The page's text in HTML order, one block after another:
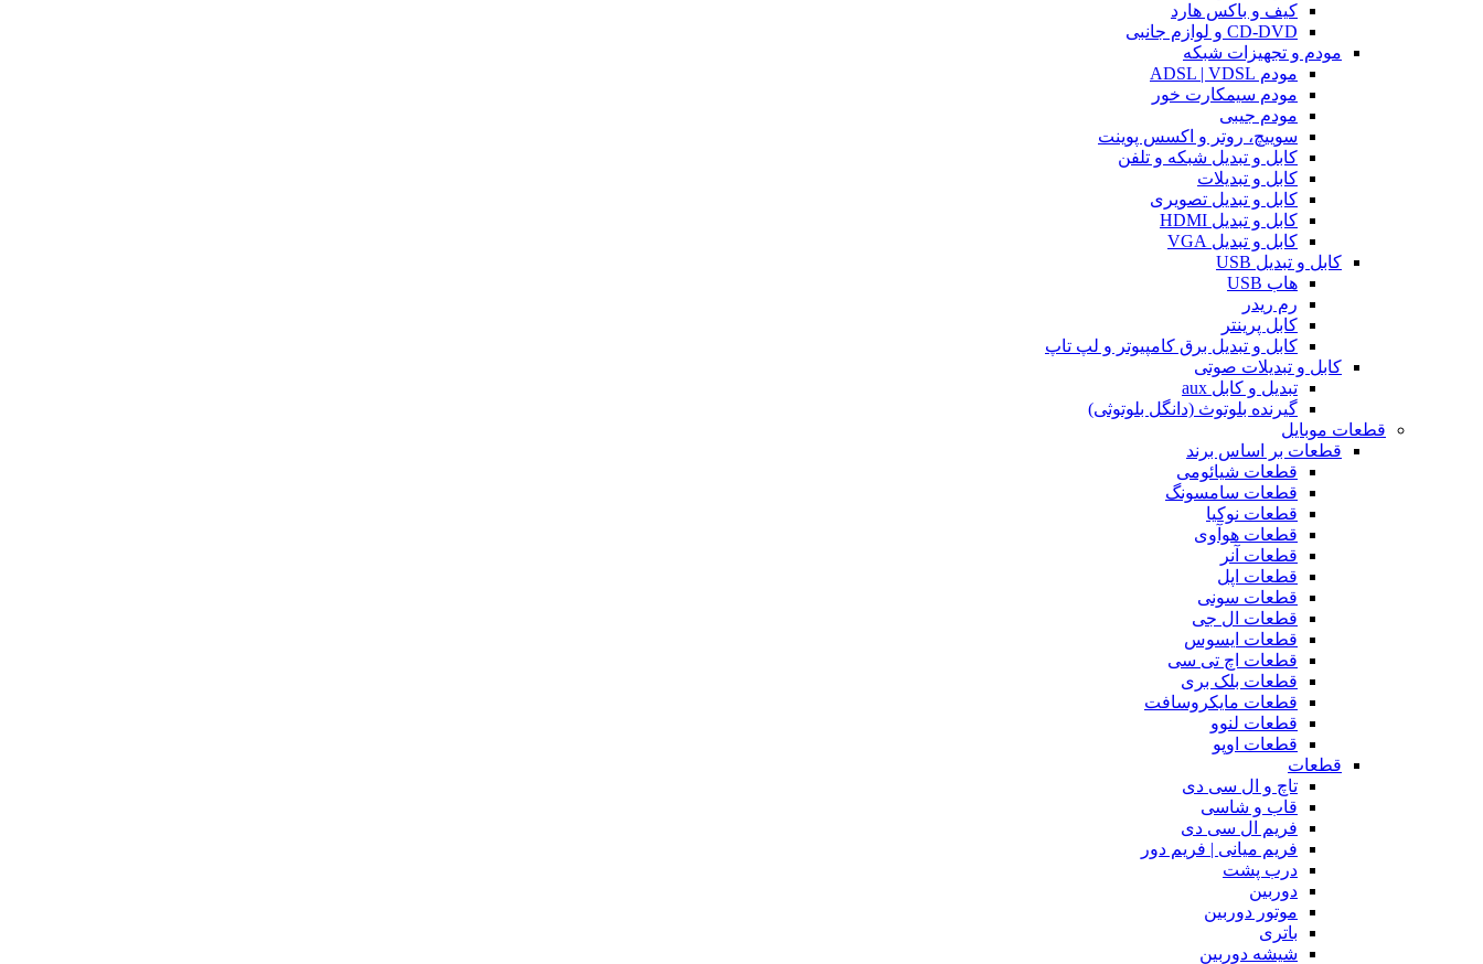
کیف و باکس هارد
CD-DVD و لوازم جانبی
مودم و تجهیزات شبکه
مودم ADSL | VDSL
مودم سیمکارت خور
مودم جیبی
سوییچ، روتر و اکسس پوینت
کابل و تبدیل شبکه و تلفن
کابل و تبدیلات
کابل و تبدیل تصویری
کابل و تبدیل HDMI
کابل و تبدیل VGA
کابل و تبدیل USB
هاب USB
رم ریدر
کابل پرینتر
کابل و تبدیل برق کامپیوتر و لپ تاپ
کابل و تبدیلات صوتی
تبدیل و کابل aux
گیرنده بلوتوث (دانگل بلوتوثی)
قطعات موبایل
قطعات بر اساس برند
قطعات شیائومی
قطعات سامسونگ
قطعات نوکیا
قطعات هوآوی
قطعات آنر
قطعات اپل
قطعات سونی
قطعات ال جی
قطعات ایسوس
قطعات اچ تی سی
قطعات بلک بری
قطعات مایکروسافت
قطعات لنوو
قطعات اوپو
قطعات
تاچ و ال سی دی
قاب و شاسی
فریم ال سی دی
فریم میانی | فریم دور
درب پشت
دوربین
موتور دوربین
باتری
شیشه دوربین